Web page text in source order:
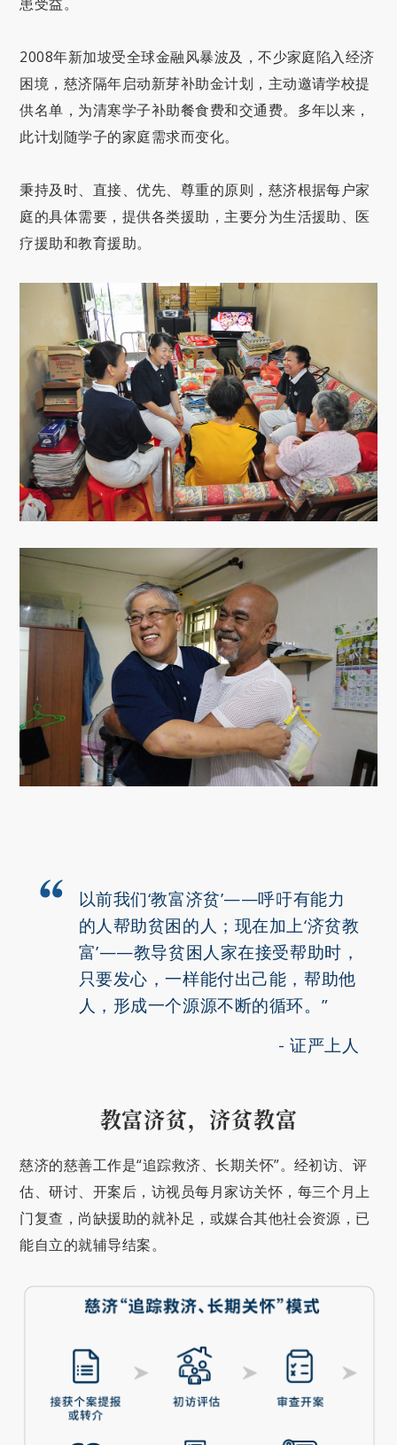
2008年新加坡受全球金融风暴波及，不少家庭陷入经济
困境，慈济隔年启动新芽补助金计划，主动邀请学校提
供名单，为清寒学子补助餐食费和交通费。多年以来，
此计划随学子的家庭需求而变化。
秉持及时、直接、优先、尊重的原则，慈济根据每户家
庭的具体需要，提供各类援助，主要分为生活援助、医
疗援助和教育援助。
以前我们‘教富济贫’——呼吁有能力
的人帮助贫困的人；现在加上‘济贫教
富’——教导贫困人家在接受帮助时，
只要发心，一样能付出己能，帮助他
人，形成一个源源不断的循环。”
证严上人
教富济贫，济贫教富
慈济的慈善工作是“追踪救济、长期关怀”。经初访、评
估、研讨、开案后，访视员每月家访关怀，每三个月上
门复查，尚缺援助的就补足，或媒合其他社会资源，已
能自立的就辅导结案。